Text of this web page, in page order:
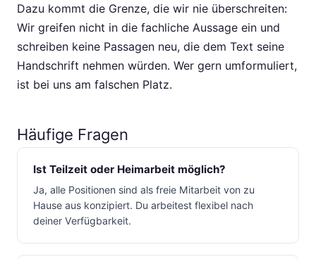
Dazu kommt die Grenze, die wir nie überschreiten:
Wir greifen nicht in die fachliche Aussage ein und
schreiben keine Passagen neu, die dem Text seine
Handschrift nehmen würden. Wer gern umformuliert,
ist bei uns am falschen Platz.
Häufige Fragen
Ist Teilzeit oder Heimarbeit möglich?
Ja, alle Positionen sind als freie Mitarbeit von zu
Hause aus konzipiert. Du arbeitest flexibel nach
deiner Verfügbarkeit.